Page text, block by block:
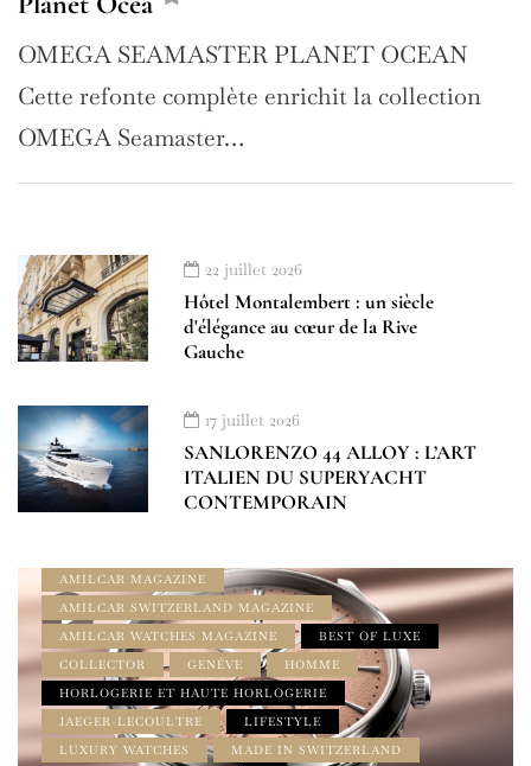
OMEGA SEAMASTER PLANET OCEAN
Cette refonte complète enrichit la collection
OMEGA Seamaster…
22 juillet 2026
Hôtel Montalembert : un siècle
d'élégance au cœur de la Rive
Gauche
17 juillet 2026
SANLORENZO 44 ALLOY : L’ART
ITALIEN DU SUPERYACHT
CONTEMPORAIN
AMILCAR MAGAZINE
AMILCAR SWITZERLAND MAGAZINE
AMILCAR WATCHES MAGAZINE
BEST OF LUXE
COLLECTOR
GENÈVE
HOMME
HORLOGERIE ET HAUTE HORLOGERIE
JAEGER-LECOULTRE
LIFESTYLE
LUXURY WATCHES
MADE IN SWITZERLAND